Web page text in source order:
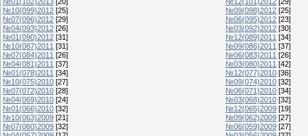
№10(099)2012 [25] №09(098)2012 [25]
№07(096)2012 [29] №06(095)2012 [23]
№04(093)2012 [26] №03(092)2012 [30]
№01(090)2012 [31] №12(089)2011 [34]
№10(087)2011 [31] №09(086)2011 [37]
№07(084)2011 [26] №06(083)2011 [26]
№04(081)2011 [37] №03(080)2011 [42]
№01(078)2011 [34] №12(077)2010 [36]
№10(075)2010 [27] №09(074)2010 [32]
№07(072)2010 [28] №06(071)2010 [34]
№04(069)2010 [24] №03(068)2010 [32]
№01(066)2010 [32] №12(065)2009 [19]
№10(063)2009 [21] №09(062)2009 [27]
№07(060)2009 [32] №06(059)2009 [27]